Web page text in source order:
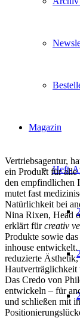
Magazin
Heft-
Vertriebsagentur,
ein Produkt für alle
den empfindlichen
mutet fast
Natürlichkeit bei
Nina Rixen, Head
erklärt fürcreativ
Produkte sowie
inhouse entwickelt.
reduzierte
Hautverträglichkeit
Das Credo von
entwickeln – für
und schließen mit